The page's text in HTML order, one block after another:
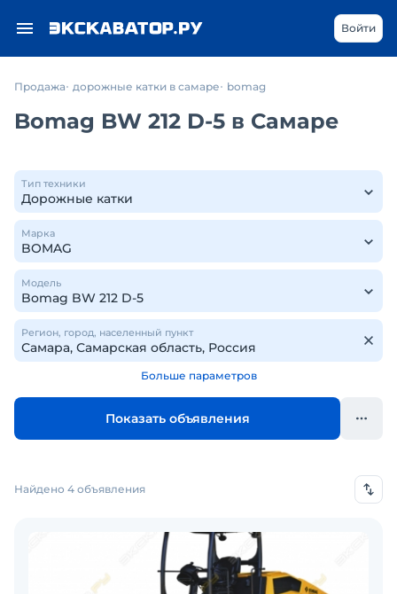
Войти
Продажа дорожные катки в самаре bomag
Bomag BW 212 D-5 в Самаре
Тип техники
Марка
Модель
Регион, город, населенный пункт
Больше параметров
Показать объявления
Найдено 4 объявления